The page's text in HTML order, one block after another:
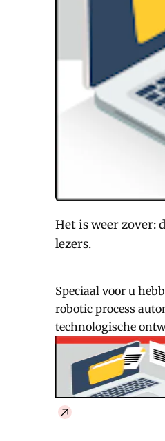
Het is weer zover:
lezers.
Speciaal voor u
robotic process
technologische